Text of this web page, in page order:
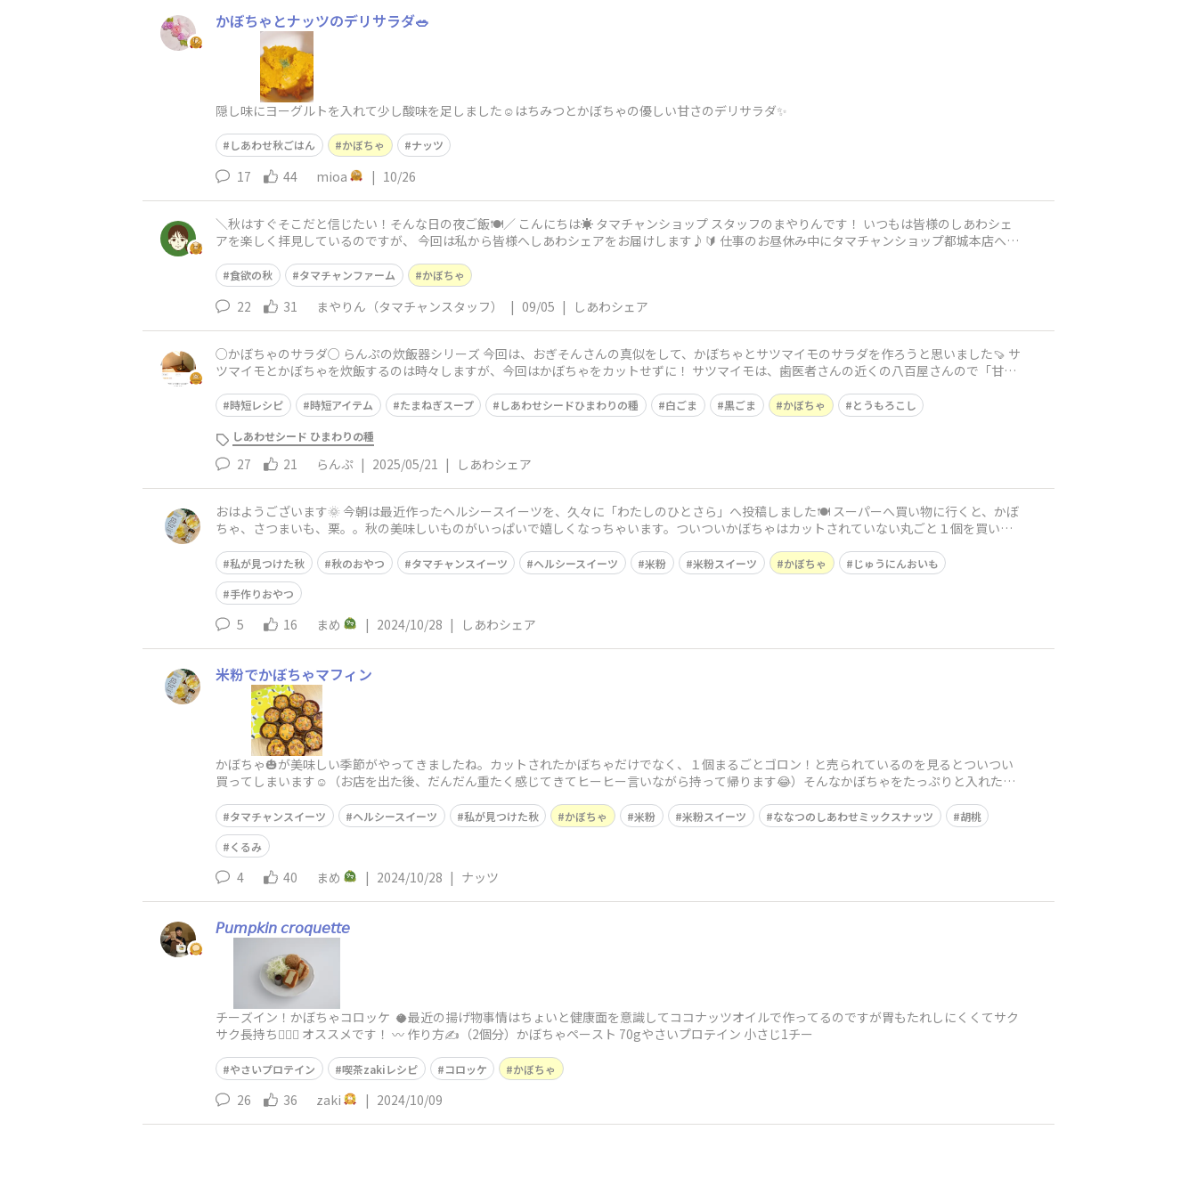
かぼちゃとナッツのデリサラダ🥗
隠し味にヨーグルトを入れて少し酸味を足しました☺️はちみつとかぼちゃの優しい甘さのデリサラダ✨️
しあわせ秋ごはん かぼちゃ ナッツ
17 44 mioa | 10/26
＼秋はすぐそこだと信じたい！そんな日の夜ご飯🍽／ こんにちは☀ タマチャンショップ スタッフのまやりんです！ いつもは皆様のしあわシェ
アを楽しく拝見しているのですが、 今回は私から皆様へしあわシェアをお届けします♪🔰 仕事のお昼休み中にタマチャンショップ都城本店へ行
食欲の秋 タマチャンファーム かぼちゃ
22 31 まやりん（タマチャンスタッフ） | 09/05 | しあわシェア
○かぼちゃのサラダ○ らんぷの炊飯器シリーズ 今回は、おぎそんさんの真似をして、かぼちゃとサツマイモのサラダを作ろうと思いました🍠 サ
ツマイモとかぼちゃを炊飯するのは時々しますが、今回はかぼちゃをカットせずに！ サツマイモは、歯医者さんの近くの八百屋さんので「甘
時短レシピ 時短アイテム たまねぎスープ しあわせシードひまわりの種 白ごま 黒ごま かぼちゃ とうもろこし
しあわせシード ひまわりの種
27 21 らんぷ | 2025/05/21 | しあわシェア
おはようございます🌞 今朝は最近作ったヘルシースイーツを、久々に「わたしのひとさら」へ投稿しました🍽 スーパーへ買い物に行くと、かぼ
ちゃ、さつまいも、栗。。秋の美味しいものがいっぱいで嬉しくなっちゃいます。ついついかぼちゃはカットされていない丸ごと１個を買いた
私が見つけた秋 秋のおやつ タマチャンスイーツ ヘルシースイーツ 米粉 米粉スイーツ かぼちゃ
じゅうにんおいも
手作りおやつ
5 16 まめ | 2024/10/28 | しあわシェア
米粉でかぼちゃマフィン
かぼちゃ🎃が美味しい季節がやってきましたね。カットされたかぼちゃだけでなく、１個まるごとゴロン！と売られているのを見るとついつい
買ってしまいます☺️（お店を出た後、だんだん重たく感じてきてヒーヒー言いながら持って帰ります😂）そんなかぼちゃをたっぷりと入れたヘ
タマチャンスイーツ ヘルシースイーツ 私が見つけた秋 かぼちゃ 米粉 米粉スイーツ ななつのしあわせミックスナッツ
胡桃
くるみ
4 40 まめ | 2024/10/28 | ナッツ
𝘗𝘶𝘮𝘱𝘬𝘪𝘯 𝘤𝘳𝘰𝘲𝘶𝘦𝘵𝘵𝘦
チーズイン！かぼちゃコロッケ 🥥最近の揚げ物事情はちょいと健康面を意識してココナッツオイルで作ってるのですが胃もたれしにくくて︎サク
サク長持ち👍🏻✨️ オススメです！ 〰️ 作り方✍️（2個分）かぼちゃペースト 70gやさいプロテイン 小さじ1チー
やさいプロテイン 喫茶zakiレシピ コロッケ かぼちゃ
26 36 zaki | 2024/10/09